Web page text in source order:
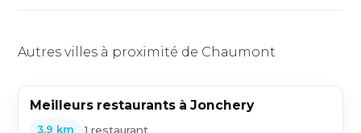
Autres villes à proximité de Chaumont
Meilleurs restaurants à Jonchery
3,9 km •1 restaurant